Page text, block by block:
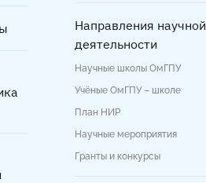
Направления научной
деятельности
Научные школы ОмГПУ
Учёные ОмГПУ – школе
План НИР
Научные мероприятия
Гранты и конкурсы